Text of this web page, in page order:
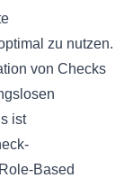
zu nutzen.
von Checks
ist
Based